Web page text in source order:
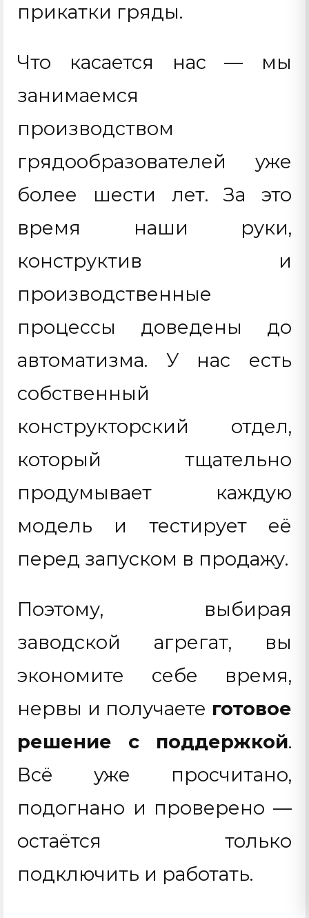
прикатки гряды.
Что касается нас — мы
занимаемся
производством
грядообразователей уже
более шести лет. За это
время наши руки,
конструктив и
производственные
процессы доведены до
автоматизма. У нас есть
собственный
конструкторский отдел,
который тщательно
продумывает каждую
модель и тестирует её
перед запуском в продажу.
Поэтому, выбирая
заводской агрегат, вы
экономите себе время,
нервы и получаете готовое
решение с поддержкой.
Всё уже просчитано,
подогнано и проверено —
остаётся только
подключить и работать.